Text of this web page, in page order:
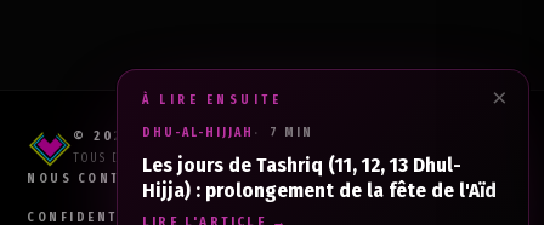
×
À LIRE ENSUITE
DHU-AL-HIJJAH 7 MIN
Les jours de Tashriq (11, 12, 13 Dhul-
Hijja) : prolongement de la fête de l'Aïd
© 2026 RAHMA PROD
TOUS DROITS RÉSERVÉS.
NOUS CONTACTER
CONFIDENTIALITÉ